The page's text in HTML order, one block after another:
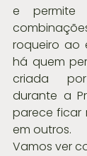
e permite
roqueiro ao
há quem
criada
durante a
parece ficar
em outros.
Vamos ver